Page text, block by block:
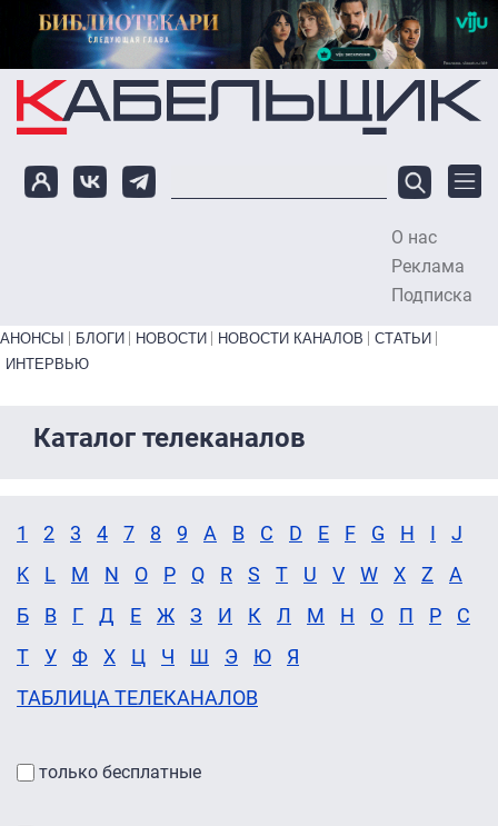
Перейти к основному содержанию
О нас
Реклама
Подписка
Primary links bottom
АНОНСЫ БЛОГИ НОВОСТИ НОВОСТИ КАНАЛОВ
СТАТЬИ
ИНТЕРВЬЮ
Каталог телеканалов
1 2 3 4 7 8 9 A B C D E F G H I
J
K
L M N O P Q R S T U V W X Z
А
Б
В Г Д Е Ж З И К Л М Н О П Р
С
Т
У Ф Х Ц Ч Ш Э Ю
Я
ТАБЛИЦА ТЕЛЕКАНАЛОВ
только бесплатные